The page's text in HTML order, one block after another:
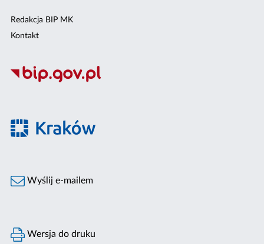
Redakcja BIP MK
Kontakt
Wyślij e-mailem
Wersja do druku